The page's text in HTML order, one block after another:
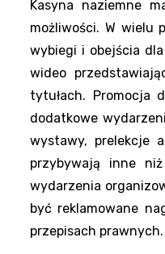
Kasyna naziemne
możliwości. W wielu
wybiegi i obejścia
wideo
tytułach. Promocja
dodatkowe
wystawy, prelekcje
przybywają inne
wydarzenia
być reklamowane
przepisach prawnych.